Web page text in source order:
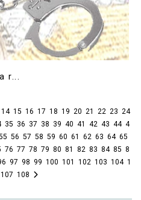
r...
14 15 16 17 18 19 20 21 22 23 24
35 36 37 38 39 40 41 42 43 44 4
56 57 58 59 60 61 62 63 64 65
76 77 78 79 80 81 82 83 84 85 8
97 98 99 100 101 102 103 104 1
107 108